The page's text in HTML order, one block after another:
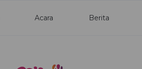
Acara Berita